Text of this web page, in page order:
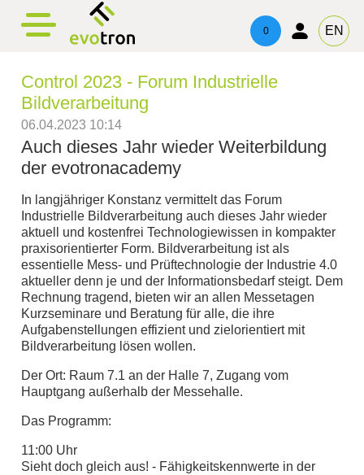
0 EN
Control 2023 - Forum Industrielle
Bildverarbeitung
06.04.2023 10:14
Auch dieses Jahr wieder Weiterbildung
der evotronacademy
In langjähriger Konstanz vermittelt das Forum
Industrielle Bildverarbeitung auch dieses Jahr wieder
aktuell und kostenfrei Technologiewissen in kompakter
praxisorientierter Form. Bildverarbeitung ist als
essentielle Mess- und Prüftechnologie der Industrie 4.0
aktueller denn je und der Informationsbedarf steigt. Dem
Rechnung tragend, bieten wir an allen Messetagen
Kurzseminare und Beratung für alle, die ihre
Aufgabenstellungen effizient und zielorientiert mit
Bildverarbeitung lösen wollen.
Der Ort: Raum 7.1 an der Halle 7, Zugang vom
Hauptgang außerhalb der Messehalle.
Das Programm:
11:00 Uhr
Sieht doch gleich aus! - Fähigkeitskennwerte in der
evotronControl
evotronlight
Vierseitenbeleuchtung
Ringlicht
Telezentrische Beleuchtung
Spotbeleuchtung
Flächenlicht
Dreiseitenbeleuchtung
evotronControl
Robot Image Capture Tool
evotronacademy
Beratung & Support
Impressum
Datenschutz